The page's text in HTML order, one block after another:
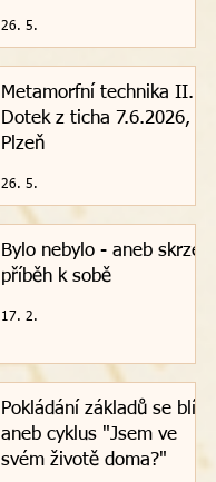
26. 5.
Metamorfní technika II. -
Dotek z ticha 7.6.2026,
Plzeň
26. 5.
Bylo nebylo - aneb skrze
příběh k sobě
17. 2.
Pokládání základů se blíží
aneb cyklus "Jsem ve
svém životě doma?"